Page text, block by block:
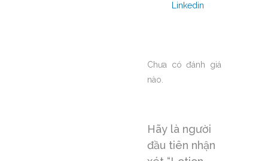
Linkedin
Chưa có đánh giá
nào.
Hãy là người
đầu tiên nhận